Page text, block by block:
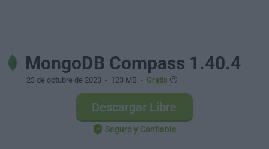
MongoDB Compass 1.40.4
23 de octubre de 2023 - 123 MB - Gratis
Descargar Libre
Seguro y Confiable